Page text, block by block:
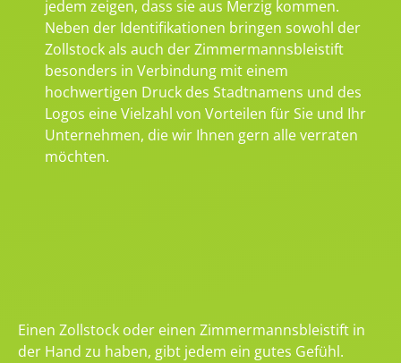
jedem zeigen, dass sie aus Merzig kommen.
Neben der Identifikationen bringen sowohl der
Zollstock als auch der Zimmermannsbleistift
besonders in Verbindung mit einem
hochwertigen Druck des Stadtnamens und des
Logos eine Vielzahl von Vorteilen für Sie und Ihr
Unternehmen, die wir Ihnen gern alle verraten
möchten.
Einen Zollstock oder einen Zimmermannsbleistift in
der Hand zu haben, gibt jedem ein gutes Gefühl.